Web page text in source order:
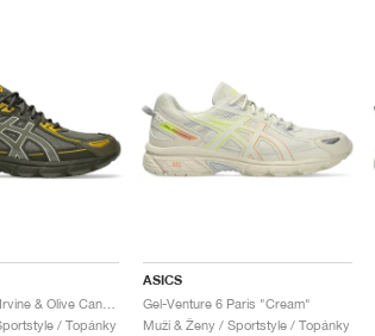
/ Topánky
ASICS
Gel-Venture 6 Paris "Cream"
Muži & Ženy / Sportstyle / Topánky